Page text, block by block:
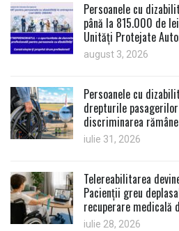
Persoanele cu
până la 815.000 de
Unități Protejate
august 3, 2026
Persoanele cu
drepturile pasagerilor
discriminarea
iulie 31, 2026
Telereabilitarea
Pacienții greu
recuperare medicală
iulie 28, 2026